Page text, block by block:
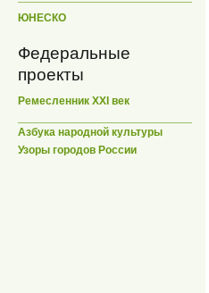
ЮНЕСКО
Федеральные
проекты
Ремесленник XXI век
Азбука народной культуры
Узоры городов России